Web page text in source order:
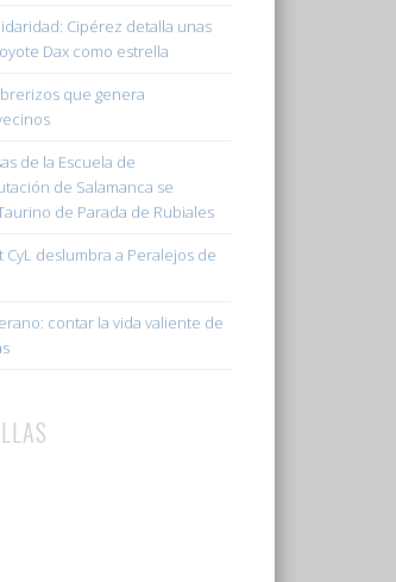
Cipérez detalla unas
Dax como estrella
que genera
de la Escuela de
de Salamanca se
de Parada de Rubiales
deslumbra a Peralejos de
contar la vida valiente de